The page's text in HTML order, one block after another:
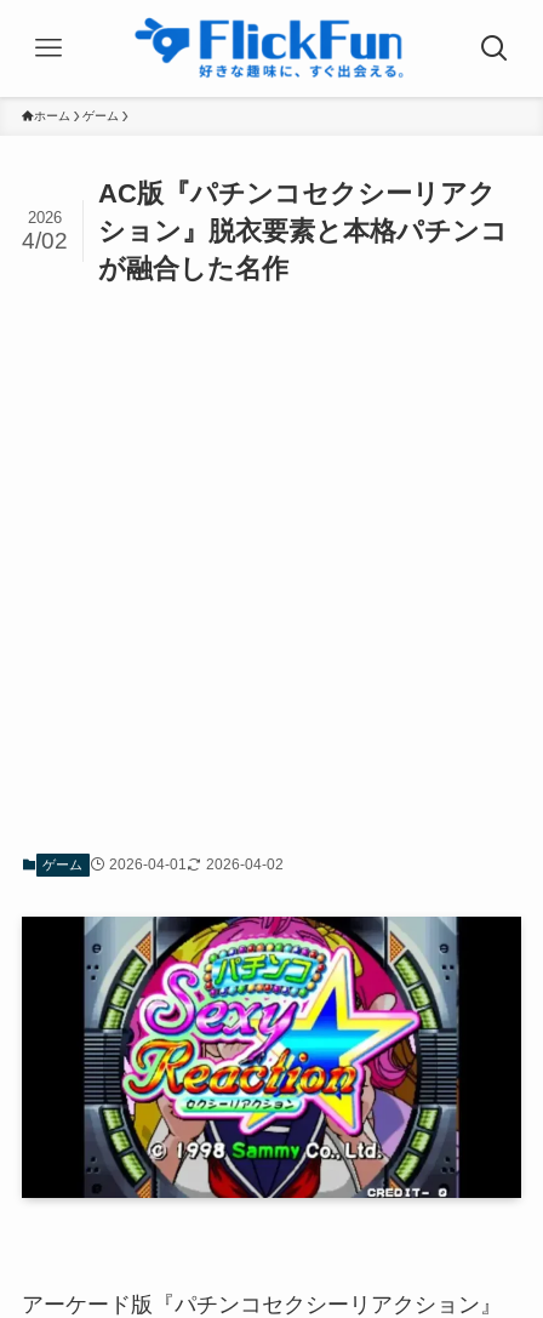
ホーム ゲーム
AC版『パチンコセクシーリアク
ション』脱衣要素と本格パチンコ
が融合した名作
2026
4/02
ゲーム 2026-04-01 2026-04-02
アーケード版『パチンコセクシーリアクション』